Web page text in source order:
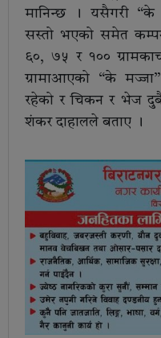
मानिन्छ । यसैगरी “के
सस्तो भएको समेत
६०, ७५ र १००
ग्रामाआएको “के
रहेको र चिकन र भेज
शंकर दाहालले बताए ।